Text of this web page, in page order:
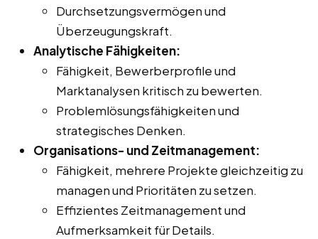
Durchsetzungsvermögen und
Überzeugungskraft.
Analytische Fähigkeiten:
Fähigkeit, Bewerberprofile und
Marktanalysen kritisch zu bewerten.
Problemlösungsfähigkeiten und
strategisches Denken.
Organisations- und Zeitmanagement:
Fähigkeit, mehrere Projekte gleichzeitig zu
managen und Prioritäten zu setzen.
Effizientes Zeitmanagement und
Aufmerksamkeit für Details.